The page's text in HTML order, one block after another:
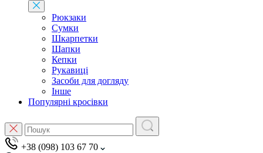
Рюкзаки
Сумки
Шкарпетки
Шапки
Кепки
Рукавиці
Засоби для догляду
Інше
Популярні кросівки
+38 (098) 103 67 70